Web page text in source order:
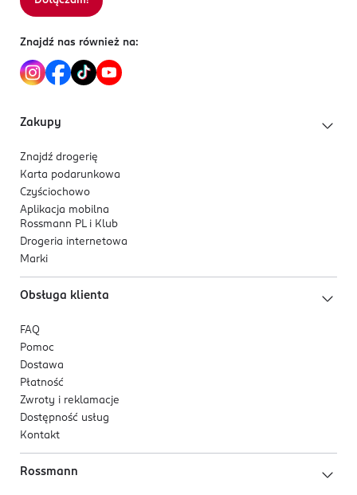
Potrójna, piórkowa końcówka:
naturalnych włosków i stopniowanie intensywności
koloru, pozostawiając brwi zadbane i estetycznie
wyprofilowane.
Znajdź nas również na:
Zakupy
Znajdź drogerię
Karta podarunkowa
Czyściochowo
Aplikacja mobilna
Rossmann PL i Klub
Drogeria internetowa
Marki
Obsługa klienta
FAQ
Pomoc
Dostawa
Płatność
Zwroty i reklamacje
Dostępność usług
Kontakt
Rossmann